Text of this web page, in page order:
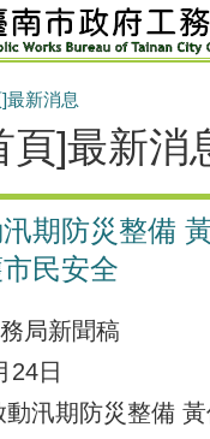
最新消息
頁]最新消
期防災整備
民安全
局新聞稿
24日
汛期防災整備